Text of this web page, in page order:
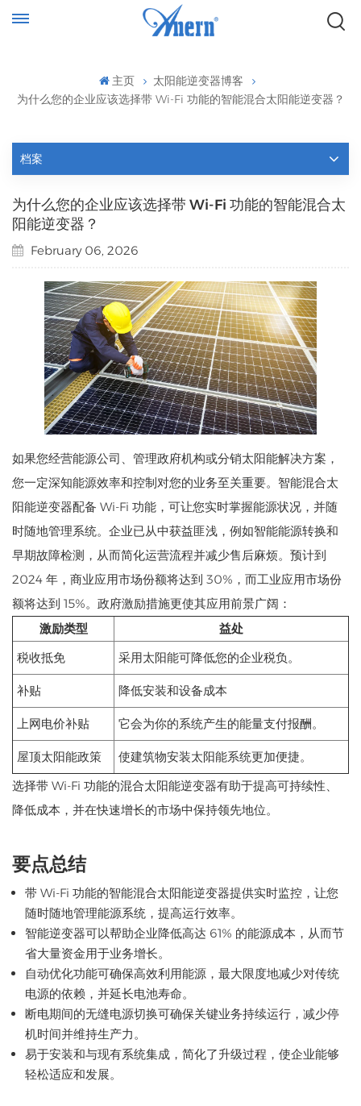
主页
太阳能逆变器博客
为什么您的企业应该选择带 Wi-Fi 功能的智能混合太阳能逆变器？
档案
为什么您的企业应该选择带 Wi-Fi 功能的智能混合太
阳能逆变器？
February 06, 2026
如果您经营能源公司、管理政府机构或分销太阳能解决方案，
您一定深知能源效率和控制对您的业务至关重要。智能混合太
阳能逆变器配备 Wi-Fi 功能，可让您实时掌握能源状况，并随
时随地管理系统。企业已从中获益匪浅，例如智能能源转换和
早期故障检测，从而简化运营流程并减少售后麻烦。预计到
2024 年，商业应用市场份额将达到 30%，而工业应用市场份
额将达到 15%。政府激励措施更使其应用前景广阔：
激励类型
益处
税收抵免
采用太阳能可降低您的企业税负。
补贴 降低安装和设备成本
上网电价补贴 它会为你的系统产生的能量支付报酬。
屋顶太阳能政策
使建筑物安装太阳能系统更加便捷。
选择带 Wi-Fi 功能的混合太阳能逆变器有助于提高可持续性、
降低成本，并在快速增长的市场中保持领先地位。
要点总结
带 Wi-Fi 功能的智能混合太阳能逆变器提供实时监控，让您
随时随地管理能源系统，提高运行效率。
智能逆变器可以帮助企业降低高达 61% 的能源成本，从而节
省大量资金用于业务增长。
自动优化功能可确保高效利用能源，最大限度地减少对传统
电源的依赖，并延长电池寿命。
断电期间的无缝电源切换可确保关键业务持续运行，减少停
机时间并维持生产力。
易于安装和与现有系统集成，简化了升级过程，使企业能够
轻松适应和发展。